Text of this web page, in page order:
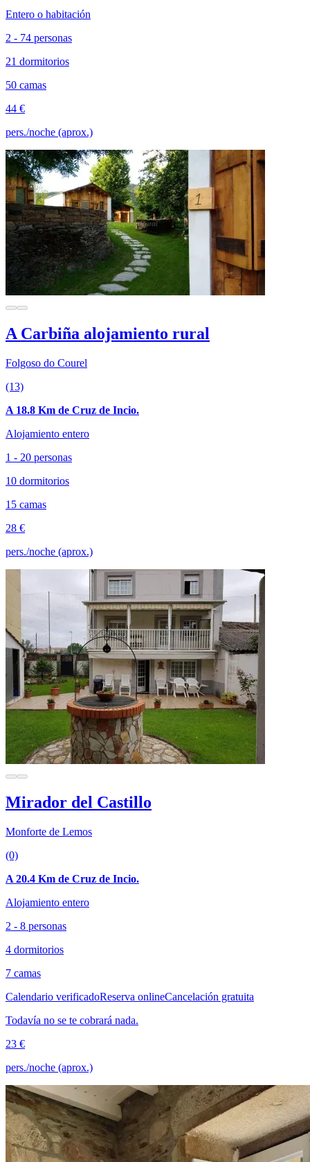
Entero o habitación
2 - 74 personas
21 dormitorios
50 camas
44 €
pers./noche (aprox.)
A Carbiña alojamiento rural
Folgoso do Courel
(13)
A 18.8 Km de Cruz de Incio.
Alojamiento entero
1 - 20 personas
10 dormitorios
15 camas
28 €
pers./noche (aprox.)
Mirador del Castillo
Monforte de Lemos
(0)
A 20.4 Km de Cruz de Incio.
Alojamiento entero
2 - 8 personas
4 dormitorios
7 camas
Calendario verificadoReserva onlineCancelación gratuita
Todavía no se te cobrará nada.
23 €
pers./noche (aprox.)